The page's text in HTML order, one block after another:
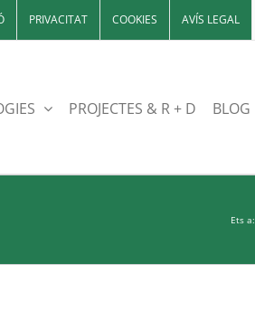
PRIVACITAT COOKIES AVÍS LEGAL
PROJECTES & R + D BLOG
Ets a: